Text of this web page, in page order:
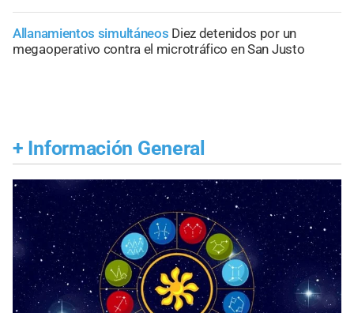
Allanamientos simultáneos Diez detenidos por un
megaoperativo contra el microtráfico en San Justo
+ Información General